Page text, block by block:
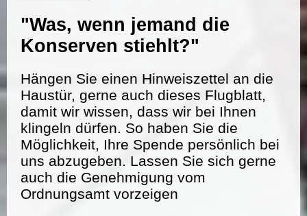
"Was, wenn jemand die
Konserven stiehlt?"
Hängen Sie einen Hinweiszettel an die
Haustür, gerne auch dieses Flugblatt,
damit wir wissen, dass wir bei Ihnen
klingeln dürfen. So haben Sie die
Möglichkeit, Ihre Spende persönlich bei
uns abzugeben. Lassen Sie sich gerne
auch die Genehmigung vom
Ordnungsamt vorzeigen